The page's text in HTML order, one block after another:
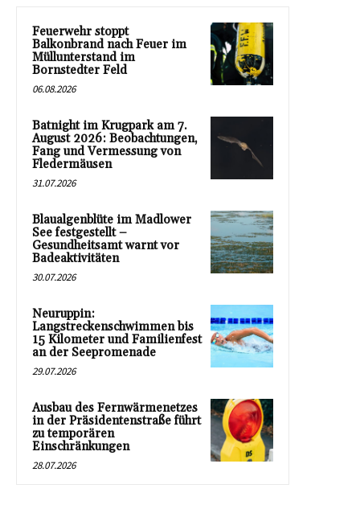
Feuerwehr stoppt
Balkonbrand nach Feuer im
Müllunterstand im
Bornstedter Feld
06.08.2026
Batnight im Krugpark am 7.
August 2026: Beobachtungen,
Fang und Vermessung von
Fledermäusen
31.07.2026
Blaualgenblüte im Madlower
See festgestellt –
Gesundheitsamt warnt vor
Badeaktivitäten
30.07.2026
Neuruppin:
Langstreckenschwimmen bis
15 Kilometer und Familienfest
an der Seepromenade
29.07.2026
Ausbau des Fernwärmenetzes
in der Präsidentenstraße führt
zu temporären
Einschränkungen
28.07.2026